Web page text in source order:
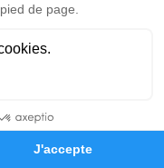
Hommages
Je rends hommage